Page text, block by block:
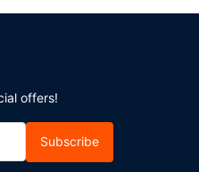
offers!
Subscribe